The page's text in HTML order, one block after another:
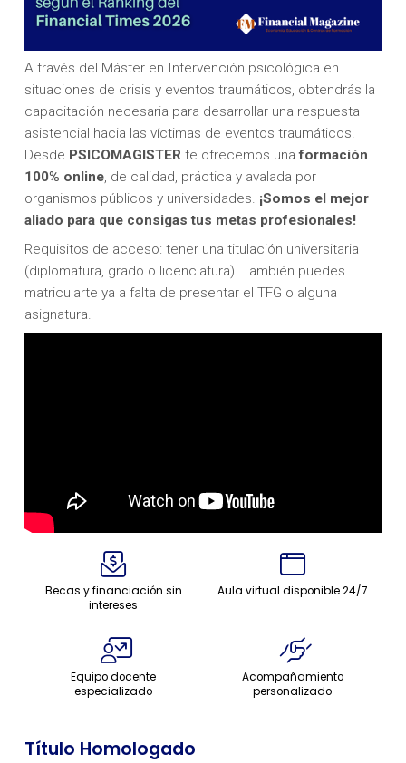
A través del Máster en Intervención psicológica en
situaciones de crisis y eventos traumáticos, obtendrás la
capacitación necesaria para desarrollar una respuesta
asistencial hacia las víctimas de eventos traumáticos.
Desde PSICOMAGISTERte ofrecemos unaformación
100% online, de calidad, práctica y avalada por
organismos públicos y universidades. ¡Somos el mejor
aliado para que consigas tus metas profesionales!
Requisitos de acceso: tener una titulación universitaria
(diplomatura, grado o licenciatura). También puedes
matricularte ya a falta de presentar el TFG o alguna
asignatura.
Becas y financiación sin
intereses
Aula virtual disponible 24/7
Equipo docente
especializado
Acompañamiento
personalizado
Título Homologado